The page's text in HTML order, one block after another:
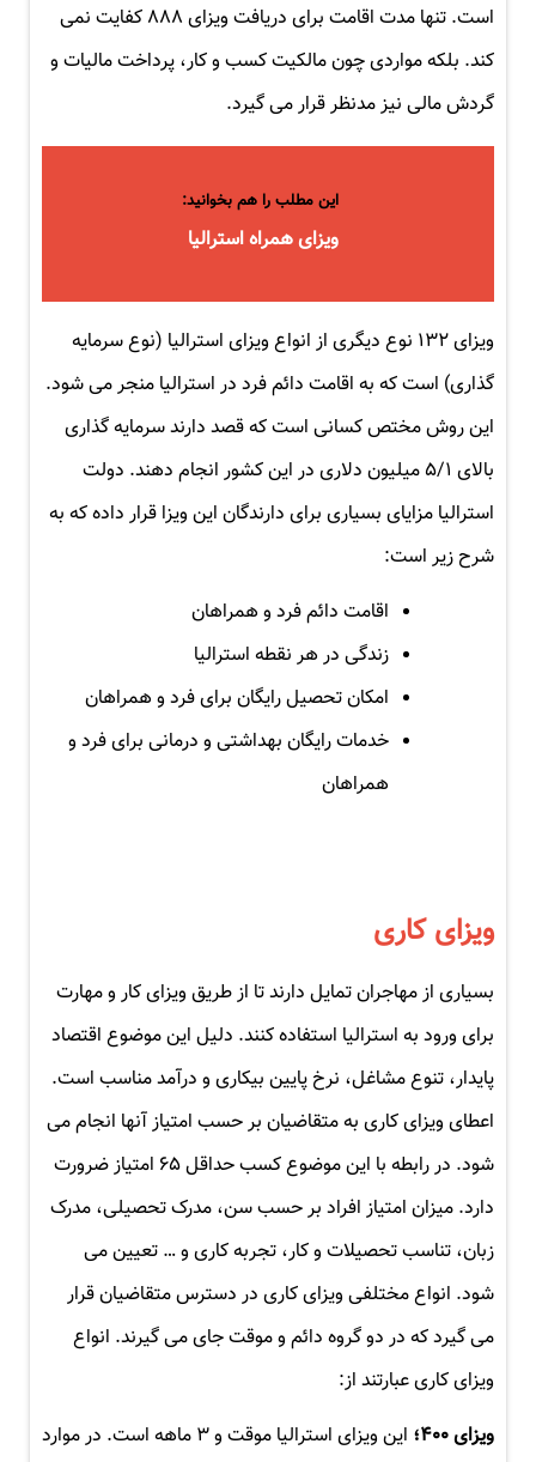
است. تنها مدت اقامت برای دریافت ویزای ۸۸۸ کفایت نمی
کند. بلکه مواردی چون مالکیت کسب و کار، پرداخت مالیات و
گردش مالی نیز مدنظر قرار می گیرد.
این مطلب را هم بخوانید:
ویزای همراه استرالیا
ویزای ۱۳۲ نوع دیگری از انواع ویزای استرالیا (نوع سرمایه
گذاری) است که به اقامت دائم فرد در استرالیا منجر می شود.
این روش مختص کسانی است که قصد دارند سرمایه گذاری
بالای ۵/۱ میلیون دلاری در این کشور انجام دهند. دولت
استرالیا مزایای بسیاری برای دارندگان این ویزا قرار داده که به
شرح زیر است:
اقامت دائم فرد و همراهان
زندگی در هر نقطه استرالیا
امکان تحصیل رایگان برای فرد و همراهان
خدمات رایگان بهداشتی و درمانی برای فرد و
همراهان
ویزای کاری
بسیاری از مهاجران تمایل دارند تا از طریق ویزای کار و مهارت
برای ورود به استرالیا استفاده کنند. دلیل این موضوع اقتصاد
پایدار، تنوع مشاغل، نرخ پایین بیکاری و درآمد مناسب است.
اعطای ویزای کاری به متقاضیان بر حسب امتیاز آنها انجام می
شود. در رابطه با این موضوع کسب حداقل ۶۵ امتیاز ضرورت
دارد. میزان امتیاز افراد بر حسب سن، مدرک تحصیلی، مدرک
زبان، تناسب تحصیلات و کار، تجربه کاری و … تعیین می
شود. انواع مختلفی ویزای کاری در دسترس متقاضیان قرار
می گیرد که در دو گروه دائم و موقت جای می گیرند. انواع
ویزای کاری عبارتند از:
ویزای ۴۰۰؛
این ویزای استرالیا موقت و ۳ ماهه است. در موارد